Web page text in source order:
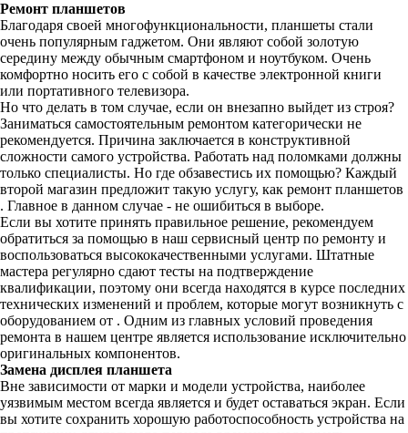
Ремонт планшетов
Благодаря своей многофункциональности, планшеты стали
очень популярным гаджетом. Они являют собой золотую
середину между обычным смартфоном и ноутбуком. Очень
комфортно носить его с собой в качестве электронной книги
или портативного телевизора.
Но что делать в том случае, если он внезапно выйдет из строя?
Заниматься самостоятельным ремонтом категорически не
рекомендуется. Причина заключается в конструктивной
сложности самого устройства. Работать над поломками должны
только специалисты. Но где обзавестись их помощью? Каждый
второй магазин предложит такую услугу, как ремонт планшетов
. Главное в данном случае - не ошибиться в выборе.
Если вы хотите принять правильное решение, рекомендуем
обратиться за помощью в наш сервисный центр по ремонту и
воспользоваться высококачественными услугами. Штатные
мастера регулярно сдают тесты на подтверждение
квалификации, поэтому они всегда находятся в курсе последних
технических изменений и проблем, которые могут возникнуть с
оборудованием от . Одним из главных условий проведения
ремонта в нашем центре является использование исключительно
оригинальных компонентов.
Замена дисплея планшета
Вне зависимости от марки и модели устройства, наиболее
уязвимым местом всегда является и будет оставаться экран. Если
вы хотите сохранить хорошую работоспособность устройства на